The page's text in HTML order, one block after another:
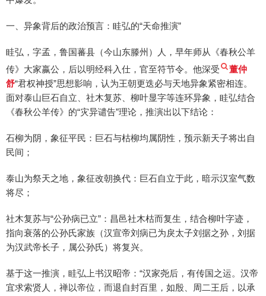
一、异象背后的政治预言：眭弘的“天命推演”
眭弘，字孟，鲁国蕃县（今山东滕州）人，早年师从《春秋公羊
传》大家嬴公，后以明经科入仕，官至符节令。他深受
董仲
舒“君权神授”思想影响，认为王朝更迭必与天地异象紧密相连。
面对泰山巨石自立、社木复苏、柳叶显字等连环异象，眭弘结合
《春秋公羊传》的“灾异谴告”理论，推演出以下结论：
石柳为阴，象征平民：巨石与枯柳均属阴性，预示新天子将出自
民间；
泰山为祭天之地，象征改朝换代：巨石自立于此，暗示汉室气数
将尽；
社木复苏与“公孙病已立”：昌邑社木枯而复生，结合柳叶字迹，
指向衰落的公孙氏家族（汉宣帝刘病已为戾太子刘据之孙，刘据
为汉武帝长子，属公孙氏）将复兴。
基于这一推演，眭弘上书汉昭帝：“汉家尧后，有传国之运。汉帝
宜求索贤人，禅以帝位，而退自封百里，如殷、周二王后，以承